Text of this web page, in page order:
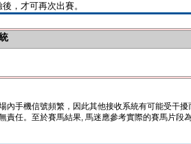
，才可再次出賽。
手機信號頻繁，因此其他接收系統有可能受干擾
任。至於賽馬結果, 馬迷應參考實際的賽馬片段為